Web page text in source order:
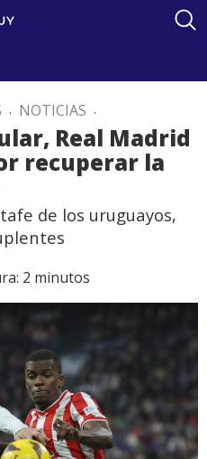
. NOTICIAS .
Real Madrid
recuperar la
de los uruguayos,
2 minutos